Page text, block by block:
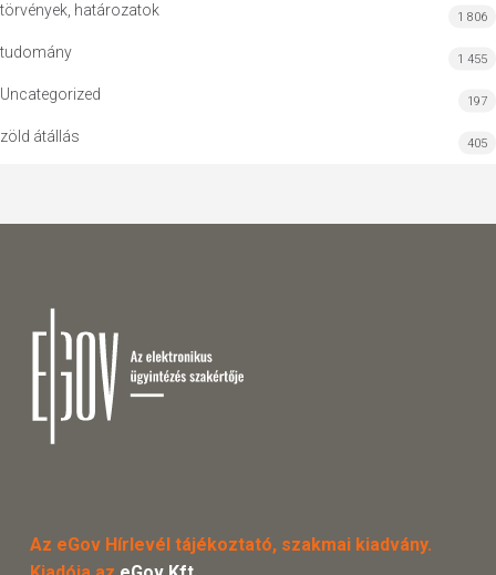
törvények, határozatok 1 806
tudomány 1 455
Uncategorized 197
zöld átállás 405
Az eGov Hírlevél tájékoztató, szakmai kiadvány.